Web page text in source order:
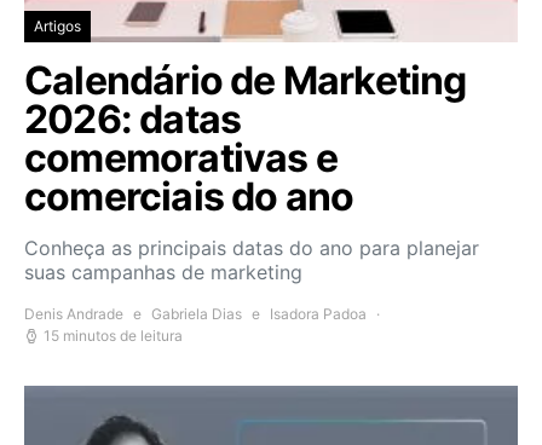
Artigos
Calendário de Marketing
2026: datas
comemorativas e
comerciais do ano
Conheça as principais datas do ano para planejar
suas campanhas de marketing
Denis Andrade e Gabriela Dias e Isadora Padoa
15 minutos de leitura